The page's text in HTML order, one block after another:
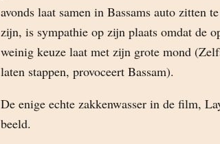
avonds laat samen in Bassams auto zitten te
zijn, is sympathie op zijn plaats omdat de
weinig keuze laat met zijn grote mond
laten stappen, provoceert Bassam).
De enige echte zakkenwasser in de film,
beeld.